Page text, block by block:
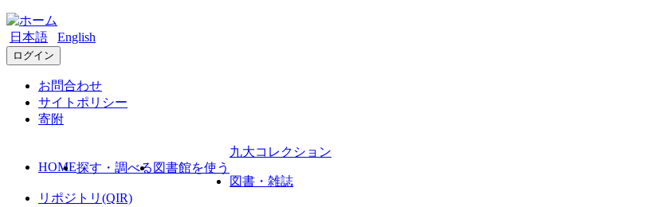
日本語 English
ログイン
お問合わせ
サイトポリシー
寄附
HOME探す・調べる 図書館を使う
九大コレクション
図書・雑誌
リポジトリ(QIR)